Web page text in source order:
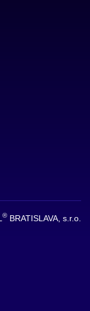
® BRATISLAVA, s.r.o.